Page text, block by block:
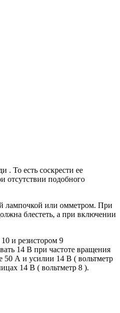
. То есть соскрести ее
отсутствии подобного
лампочкой или омметром. При
блестеть, а при включении
и резистором 9
14 В при частоте вращения
50 А и усилии 14 В ( вольтметр
14 В ( вольтметр 8 ).